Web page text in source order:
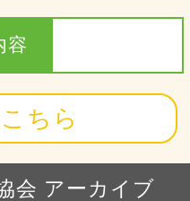
容
ちら
会 アーカイブ